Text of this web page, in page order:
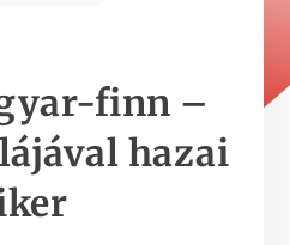
finn –
hazai